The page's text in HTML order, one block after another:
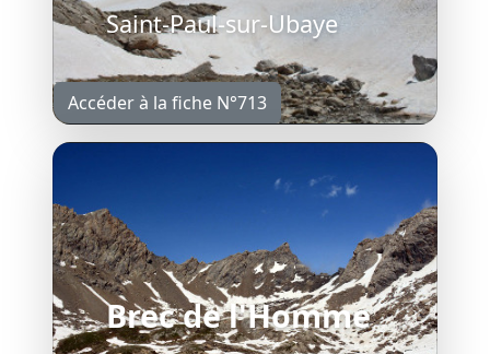
Saint-Paul-sur-Ubaye
Accéder à la fiche N°713
Brec de l'Homme